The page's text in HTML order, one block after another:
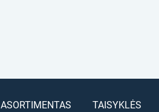
ASORTIMENTAS TAISYKLĖS